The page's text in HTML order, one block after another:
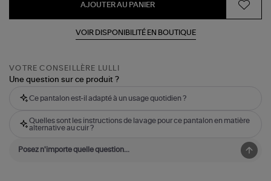
AJOUTER AU PANIER
VOIR DISPONIBILITÉ EN BOUTIQUE
VOTRE CONSEILLÈRE LULLI
Une question sur ce produit ?
Ce pantalon est-il adapté à un usage quotidien ?
Quelles sont les instructions de lavage pour ce pantalon en matière
alternative au cuir ?